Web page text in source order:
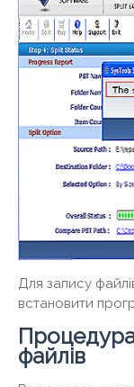
Для запису
встановити
Процедура
файлів